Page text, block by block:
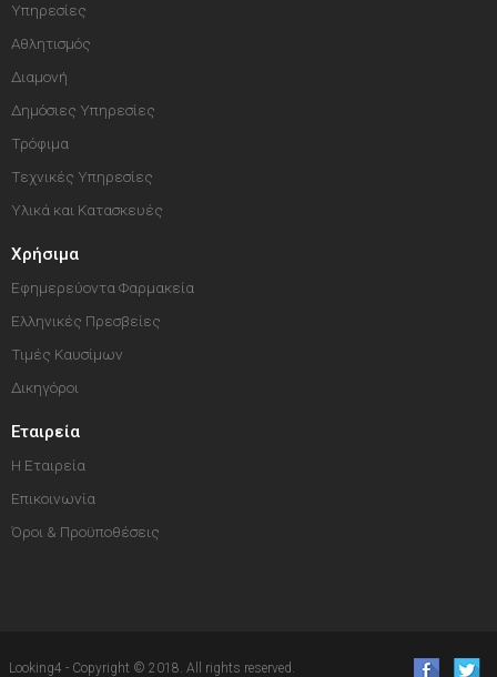
Υπηρεσίες
Αθλητισμός
Διαμονή
Δημόσιες Υπηρεσίες
Τρόφιμα
Τεχνικές Υπηρεσίες
Υλικά και Κατασκευές
Χρήσιμα
Εφημερεύοντα Φαρμακεία
Ελληνικές Πρεσβείες
Τιμές Καυσίμων
Δικηγόροι
Εταιρεία
Η Εταιρεία
Επικοινωνία
Όροι & Προϋποθέσεις
Looking4 - Copyright © 2018. All rights reserved.